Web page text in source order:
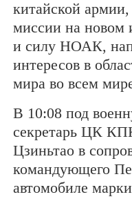
китайской
миссии на новом
и силу НОАК,
интересов в
мира во всем
В 10:08 под
секретарь ЦК
Цзиньтао в
командующего
автомобиле